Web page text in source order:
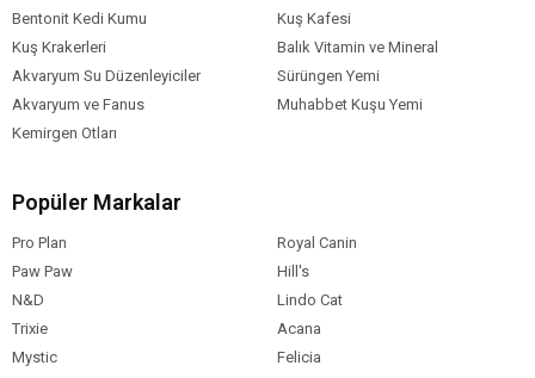
Köpek Maması
Tahıl Oranı
Köpek Özel
Gereksinim
Bağışıklık Sistemi Gelişimi Eklem
Sindirim Hassasiyeti
Köpek Irk
Köpek Maması
İçerik
Kümes Hayvanı
Köpek Maması
Paket Boyutu
Köpek Irk
Özelliği
Tüm Orta-Büyük Irklar
Bentonit Kedi Kumu
Kuş Kafesi
Kuş Krakerleri
Balık Vitamin ve Mineral
Akvaryum Su Düzenleyiciler
Sürüngen Yemi
Akvaryum ve Fanus
Muhabbet Kuşu Yemi
Kemirgen Otları
Popüler Markalar
Pro Plan
Royal Canin
Paw Paw
Hill's
N&D
Lindo Cat
Trixie
Acana
Mystic
Felicia